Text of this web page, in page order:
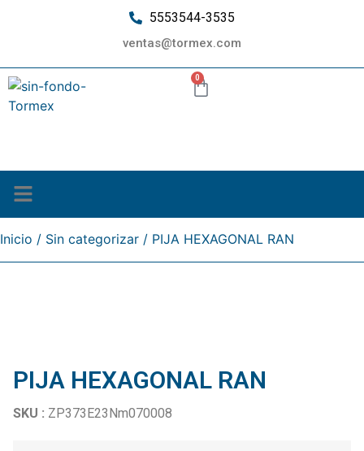
5553544-3535
ventas@tormex.com
0
Inicio / Sin categorizar / PIJA HEXAGONAL RAN
PIJA HEXAGONAL RAN
SKU : ZP373E23Nm070008